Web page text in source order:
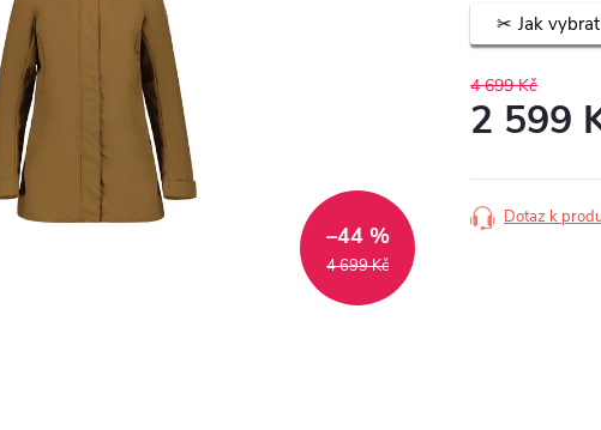
4 699 Kč
–44 %
Jak
4 699 Kč
2 599
cena:
Dotaz k